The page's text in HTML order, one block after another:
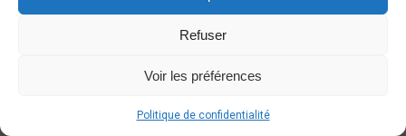
Refuser
Voir les préférences
Politique de confidentialité